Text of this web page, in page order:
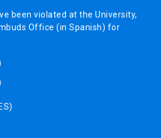
been violated at the University,
Office (in Spanish) for